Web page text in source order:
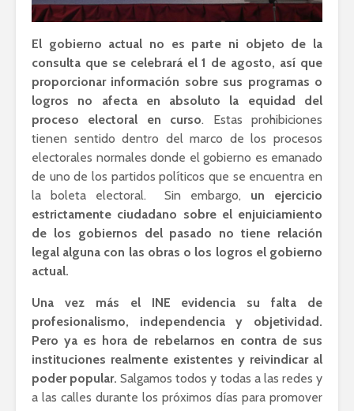
El gobierno actual no es parte ni objeto de la
consulta que se celebrará el 1 de agosto, así que
proporcionar información sobre sus programas o
logros no afecta en absoluto la equidad del
proceso electoral en curso. Estas prohibiciones
tienen sentido dentro del marco de los procesos
electorales normales donde el gobierno es emanado
de uno de los partidos políticos que se encuentra en
la boleta electoral.
Sin embargo, un ejercicio
estrictamente ciudadano sobre el enjuiciamiento
de los gobiernos del pasado no tiene relación
legal alguna con las obras o los logros el gobierno
actual.
Una vez más el INE evidencia su falta de
profesionalismo, independencia y objetividad.
Pero ya es hora de rebelarnos en contra de sus
instituciones realmente existentes y reivindicar al
poder popular. Salgamos todos y todas a las redes y
a las calles durante los próximos días para promover